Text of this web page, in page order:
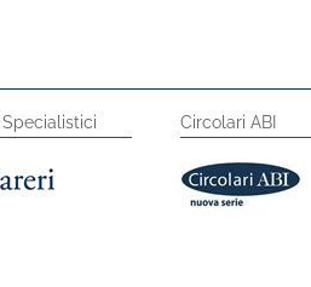
Circolari ABI